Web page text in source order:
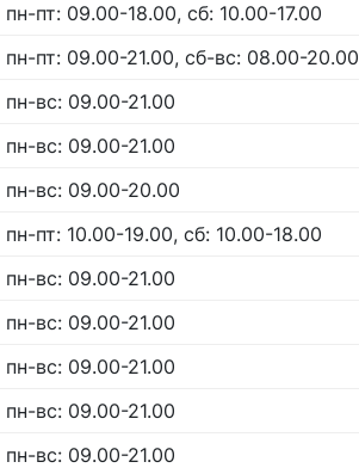
пн-пт: 09.00-18.00, сб: 10.00-17.00
пн-пт: 09.00-21.00, сб-вс: 08.00-20.00
пн-вс: 09.00-21.00
пн-вс: 09.00-21.00
пн-вс: 09.00-20.00
пн-пт: 10.00-19.00, сб: 10.00-18.00
пн-вс: 09.00-21.00
пн-вс: 09.00-21.00
пн-вс: 09.00-21.00
пн-вс: 09.00-21.00
пн-вс: 09.00-21.00